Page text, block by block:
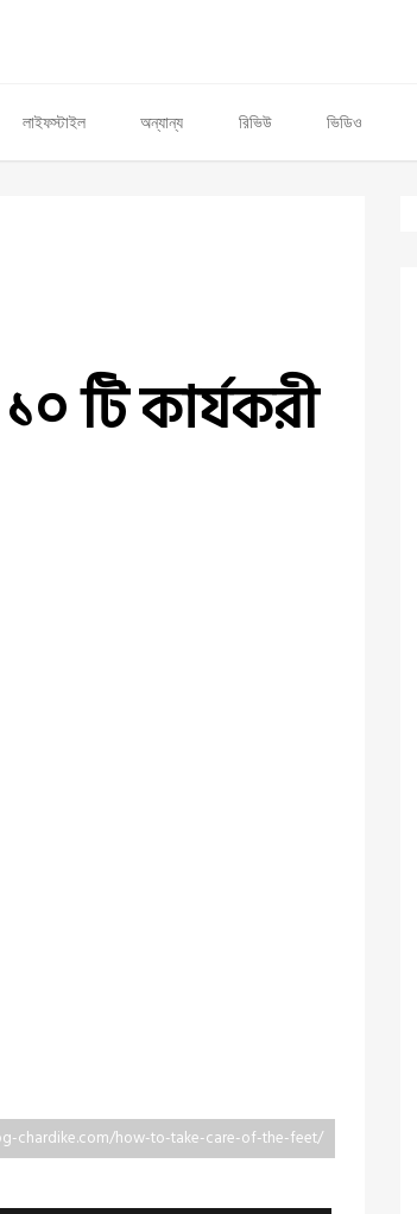
লাইফস্টাইল অন্যান্য রিভিউ ভিডিও
টি কার্যকরী
chardike.com/how-to-take-care-of-the-feet/